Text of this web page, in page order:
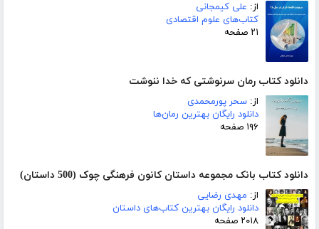
از: علی کیمجانی
کتاب‌های علوم اقتصادی
۲۱ صفحه
دانلود کتاب رمان سرنوشتی که خدا ننوشت
از: سحر پورمحمدی
دانلود رایگان بهترین رمان‌ها
۱۹۶ صفحه
دانلود کتاب بانک مجموعه داستان کانون فرهنگی چوک (500 داستان)
از: مهدی رضایی
دانلود رایگان بهترین کتاب‌های داستان
۲۰۱۸ صفحه